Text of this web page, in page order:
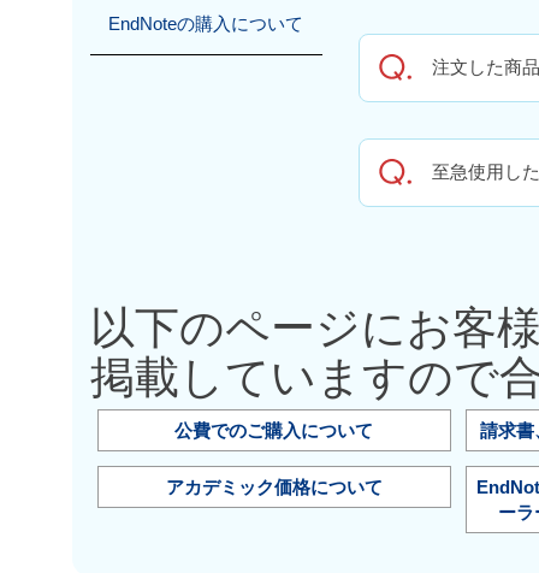
EndNoteの購入について
注文した商
至急使用し
以下のページにお客
掲載していますので
公費でのご購入について 請求書
アカデミック価格について
ー